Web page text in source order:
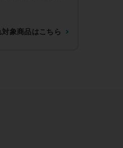
対象商品はこちら